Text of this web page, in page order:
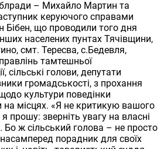
– Михайло Мартин та
керуючого справами
Бібен, що проводили того дня
населених пунтах Тячівщини,
смт. Тересва, с.Бедевля,
тамтешньої
сільські голови, депутати
громадськості, з прохання
культури поведінки
на місцях. «Я не критикую вашого
прошу: зверніть увагу на власні
Бо ж сільський голова – не просто
порадник для своїх